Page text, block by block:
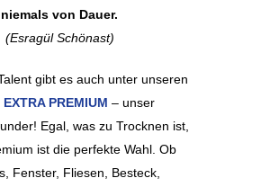
niemals von Dauer.
(Esragül Schönast)
gibt es auch unter unseren
EXTRA PREMIUM – unser
Egal, was zu Trocknen ist,
ist die perfekte Wahl. Ob
Fenster, Fliesen, Besteck,